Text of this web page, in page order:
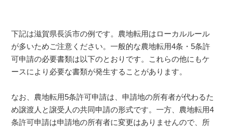
下記は滋賀県長浜市の例です。農地転用はローカルルール
が多いためご注意ください。一般的な農地転用4条・5条許
可申請の必要書類は以下のとおりです。これらの他にもケ
ースにより必要な書類が発生することがあります。
なお、農地転用5条許可申請は、申請地の所有者が代わるた
め譲渡人と譲受人の共同申請の形式です。一方、農地転用4
条許可申請は申請地の所有者に変更はありませんので、所